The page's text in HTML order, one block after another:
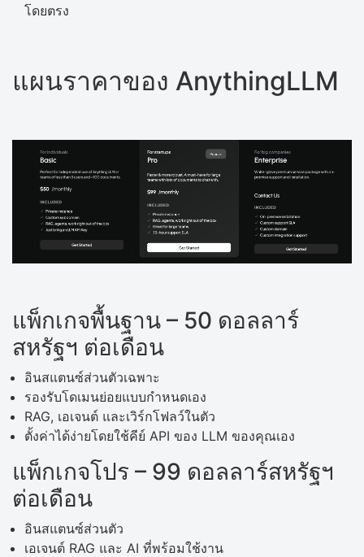
โดยตรง
แผนราคาของ AnythingLLM
แพ็กเกจพื้นฐาน – 50 ดอลลาร์
สหรัฐฯ ต่อเดือน
อินสแตนซ์ส่วนตัวเฉพาะ
รองรับโดเมนย่อยแบบกำหนดเอง
RAG, เอเจนต์ และเวิร์กโฟลว์ในตัว
ตั้งค่าได้ง่ายโดยใช้คีย์ API ของ LLM ของคุณเอง
แพ็กเกจโปร – 99 ดอลลาร์สหรัฐฯ
ต่อเดือน
อินสแตนซ์ส่วนตัว
เอเจนต์ RAG และ AI ที่พร้อมใช้งาน